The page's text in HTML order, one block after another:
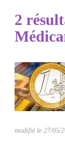
2
modifié le 27/05/